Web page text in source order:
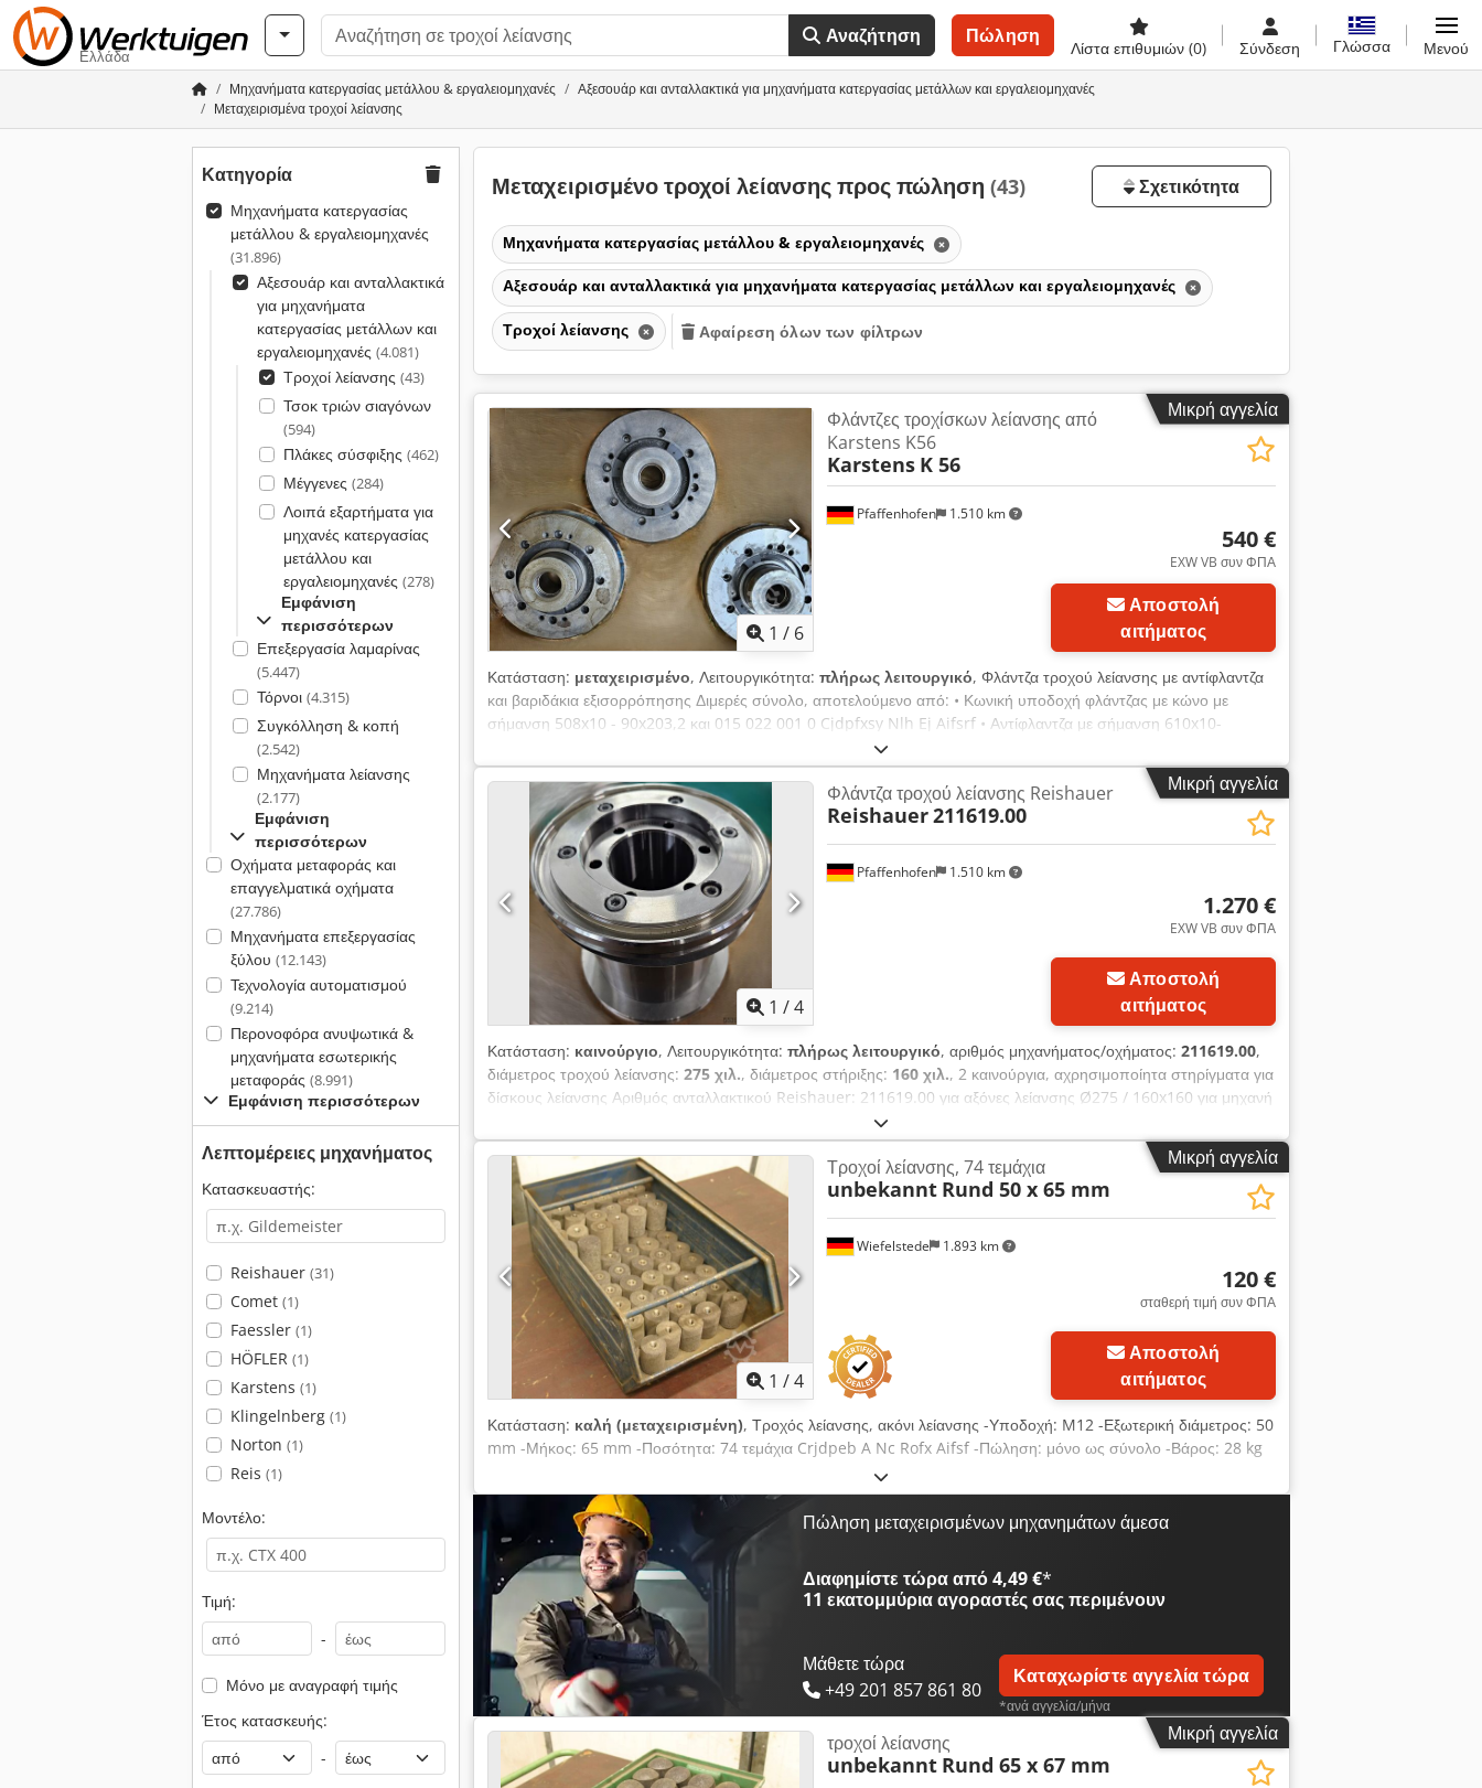
Ελλάδα
Αναζήτηση Πώληση
Λίστα επιθυμιών (0) Σύνδεση Γλώσσα Μενού
Μηχανήματα κατεργασίας μετάλλου & εργαλειομηχανές
Αξεσουάρ και ανταλλακτικά για μηχανήματα κατεργασίας μετάλλων και εργαλειομηχανές
Μεταχειρισμένα τροχοί λείανσης
Κατηγορία
Μηχανήματα κατεργασίας
μετάλλου & εργαλειομηχανές
(31.896)
Αξεσουάρ και ανταλλακτικά
για μηχανήματα
κατεργασίας μετάλλων και
εργαλειομηχανές (4.081)
Τροχοί λείανσης (43)
Τσοκ τριών σιαγόνων
(594)
Πλάκες σύσφιξης (462)
Μέγγενες (284)
Λοιπά εξαρτήματα για
μηχανές κατεργασίας
μετάλλου και
εργαλειομηχανές (278)
Εμφάνιση
περισσότερων
Επεξεργασία λαμαρίνας
(5.447)
Τόρνοι (4.315)
Συγκόλληση & κοπή
(2.542)
Μηχανήματα λείανσης
(2.177)
Εμφάνιση
περισσότερων
Οχήματα μεταφοράς και
επαγγελματικά οχήματα
(27.786)
Μηχανήματα επεξεργασίας
ξύλου (12.143)
Τεχνολογία αυτοματισμού
(9.214)
Περονοφόρα ανυψωτικά &
μηχανήματα εσωτερικής
μεταφοράς (8.991)
Εμφάνιση περισσότερων
Λεπτομέρειες μηχανήματος
Κατασκευαστής:
Reishauer (31)
Comet (1)
Faessler (1)
HÖFLER (1)
Karstens (1)
Klingelnberg (1)
Norton (1)
Reis (1)
Μοντέλο:
Τιμή:
-
Μόνο με αναγραφή τιμής
Έτος κατασκευής:
-
Μεταχειρισμένο τροχοί λείανσης προς πώληση (43) Σχετικότητα
Μηχανήματα κατεργασίας μετάλλου & εργαλειομηχανές
Αξεσουάρ και ανταλλακτικά για μηχανήματα κατεργασίας μετάλλων και εργαλειομηχανές
Τροχοί λείανσης Αφαίρεση όλων των φίλτρων
Μικρή αγγελία
1 / 6
Pfaffenhofen 1.510 km
Φλάντζες τροχίσκων λείανσης από
Karstens K56
Karstens K 56
540 €
EXW VB συν ΦΠΑ
Αποστολή
αιτήματος
Κατάσταση: μεταχειρισμένο, Λειτουργικότητα: πλήρως λειτουργικό, Φλάντζα τροχού λείανσης με αντίφλαντζα
και βαριδάκια εξισορρόπησης Διμερές σύνολο, αποτελούμενο από: • Κωνική υποδοχή φλάντζας με κώνο με
σήμανση 508x10 - 90x203,2 και 015 022 001 0 Cjdpfxsy Nlh Ej Aifsrf • Αντίφλαντζα με σήμανση 610x10-
110x203,2 και 015 333 001 0, καθώς και τοποθετημένα ρυθμιζόμενα βαριδάκια εξισορρόπησης Αντάπτορες
ακριβείας για τροχούς λείανσης εξωτερικής κυλινδροτριβής Karstens K56, οπή τροχού H 203,20, μεγάλος κώνος
60 mm Διαθέσιμες 3 φλάντζες με αντίφλαντζα και βαριδάκια εξισορρόπησης Οι φλάντζες είναι μεταχειρισμένες.
Τιμή κατόπιν συνεννόησης Η τιμή μας είναι 540 € netto ex works, συν κόστος συσκευασίας. Για όλα τα τεχνικά
στοιχεία, τυχόν τυπογραφικά λάθη ή σφάλματα είναι επιφυλακτικά. Πώληση αποκλειστικά μόνο σε χώρες της ΕΕ.
Μικρή αγγελία
1 /4
Pfaffenhofen 1.510 km
Φλάντζα τροχού λείανσης Reishauer
Reishauer211619.00
1.270 €
EXW VB συν ΦΠΑ
Αποστολή
αιτήματος
Κατάσταση: καινούργιο, Λειτουργικότητα: πλήρως λειτουργικό, αριθμός μηχανήματος/οχήματος: 211619.00,
διάμετρος τροχού λείανσης: 275 χιλ., διάμετρος στήριξης: 160 χιλ., 2 καινούργια, αχρησιμοποίητα στηρίγματα για
δίσκους λείανσης Αριθμός ανταλλακτικού Reishauer: 211619.00 για αξόνες λείανσης Ø275 / 160x160 για μηχανή
λείανσης Reishauer RZ160 / RZ260 Στήριγμα για τη στερέωση εργαλείων λείανσης με διάμετρο οπής 160 mm και
πλάτος έως 160 mm 300x160x160 Τιμή: Διαπραγματεύσιμη Η τιμή που έχουμε κατά νου είναι 1.270 € καθαρά,
παραδοτέα από την αποθήκη μας, συν τα έξοδα συσκευασίας. Csdpfxox Eiyce Aifsrf Σε όλες τις τεχνικές
προδιαγραφές, επιφυλασσόμαστε για τυπογραφικά λάθη/παραλείψεις. Πωλούνται αποκλειστικά σε χώρες της
Ευρωπαϊκής Ένωσης.
Μικρή αγγελία
1 /4
Wiefelstede 1.893 km
Τροχοί λείανσης, 74 τεμάχια
unbekannt Rund 50 x 65 mm
120 €
σταθερή τιμή συν ΦΠΑ
Αποστολή
αιτήματος
Κατάσταση: καλή (μεταχειρισμένη), Τροχός λείανσης, ακόνι λείανσης -Υποδοχή: M12 -Εξωτερική διάμετρος: 50
mm -Μήκος: 65 mm -Ποσότητα: 74 τεμάχια Crjdpeb A Nc Rofx Aifsf -Πώληση: μόνο ως σύνολο -Βάρος: 28 kg
Πώληση μεταχειρισμένων μηχανημάτων άμεσα
Διαφημίστε τώρα από 4,49 €*
11 εκατομμύρια αγοραστέςσας περιμένουν
Μάθετε τώρα
+49 201 857 861 80
Καταχωρίστε αγγελία τώρα
*ανά αγγελία/μήνα
Μικρή αγγελία
τροχοί λείανσης
unbekannt Rund 65 x 67 mm